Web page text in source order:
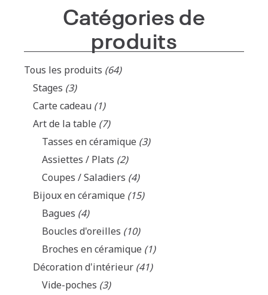
Catégories de
produits
Tous les produits (64)
Stages (3)
Carte cadeau (1)
Art de la table (7)
Tasses en céramique (3)
Assiettes / Plats (2)
Coupes / Saladiers (4)
Bijoux en céramique (15)
Bagues (4)
Boucles d'oreilles (10)
Broches en céramique (1)
Décoration d'intérieur (41)
Vide-poches (3)